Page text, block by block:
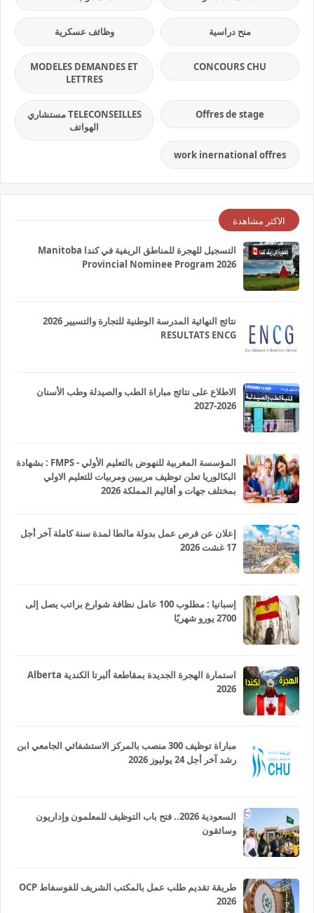
منح دراسية وظائف عسكرية
CONCOURS CHU
MODELES DEMANDES ET
LETTRES
Offres de stage
TELECONSEILLES مستشاري
الهواتف
work inernational offres
الاكثر مشاهدة
التسجيل للهجرة للمناطق الريفية في كندا Manitoba
Provincial Nominee Program 2026
نتائج النهائية المدرسة الوطنية للتجارة والتسيير 2026
RESULTATS ENCG
الاطلاع على نتائج مباراة الطب والصيدلة وطب الأسنان
2026-2027
المؤسسة المغربية للنهوض بالتعليم الأولي - FMPS : بشهادة
البكالوريا تعلن توظيف مربيين ومربيات للتعليم الاولي
بمختلف جهات و أقاليم المملكة 2026
إعلان عن فرص عمل بدولة مالطا لمدة سنة كاملة آخر أجل
17 غشت 2026
إسبانيا : مطلوب 100 عامل نظافة شوارع براتب يصل إلى
2700 يورو شهريًا
استمارة الهجرة الجديدة بمقاطعة ألبرتا الكندية Alberta
2026
مباراة توظيف 300 منصب بالمركز الاستشفائي الجامعي ابن
رشد آخر أجل 24 يوليوز 2026
السعودية 2026.. فتح باب التوظيف للمعلمون وإداريون
وسائقون
طريقة تقديم طلب عمل بالمكتب الشريف للفوسفاط OCP
2026